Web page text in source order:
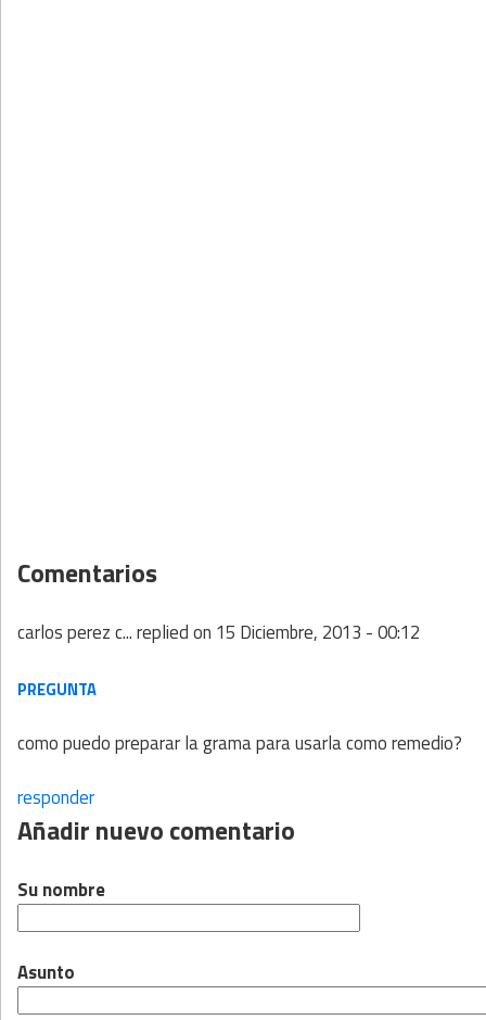
Comentarios
carlos perez c...replied on 15 Diciembre, 2013 - 00:12
PREGUNTA
como puedo preparar la grama para usarla como remedio?
responder
Añadir nuevo comentario
Su nombre
Asunto